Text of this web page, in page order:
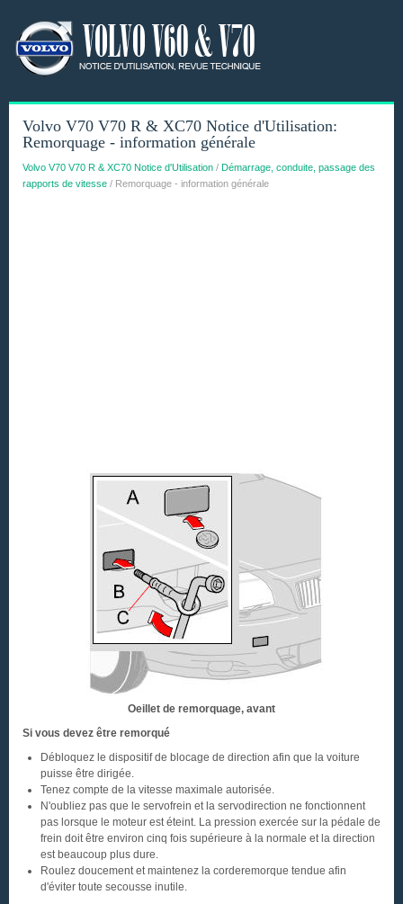
Volvo V70 V70 R & XC70 Notice d'Utilisation:
Remorquage - information générale
Volvo V70 V70 R & XC70 Notice d'Utilisation / Démarrage, conduite, passage des
rapports de vitesse / Remorquage - information générale
Oeillet de remorquage, avant
Si vous devez être remorqué
Débloquez le dispositif de blocage de direction afin que la voiture
puisse être dirigée.
Tenez compte de la vitesse maximale autorisée.
N'oubliez pas que le servofrein et la servodirection ne fonctionnent
pas lorsque le moteur est éteint. La pression exercée sur la pédale de
frein doit être environ cinq fois supérieure à la normale et la direction
est beaucoup plus dure.
Roulez doucement et maintenez la corderemorque tendue afin
d'éviter toute secousse inutile.